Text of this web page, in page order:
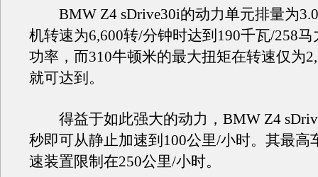
BMW Z4 sDrive30i的动力单元排量为
机转速为6,600转/分钟时达到190千瓦/258
功率，而310牛顿米的最大扭矩在转速仅为
就可达到。
得益于如此强大的动力，BMW Z4
秒即可从静止加速到100公里/小时。其最高
速装置限制在250公里/小时。